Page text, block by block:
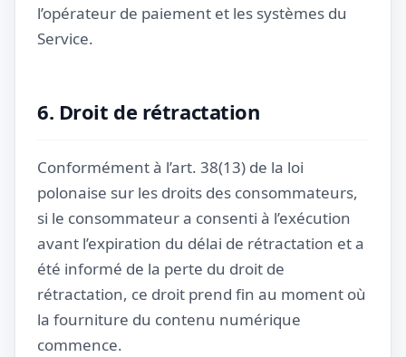
l’opérateur de paiement et les systèmes du
Service.
6. Droit de rétractation
Conformément à l’art. 38(13) de la loi
polonaise sur les droits des consommateurs,
si le consommateur a consenti à l’exécution
avant l’expiration du délai de rétractation et a
été informé de la perte du droit de
rétractation, ce droit prend fin au moment où
la fourniture du contenu numérique
commence.